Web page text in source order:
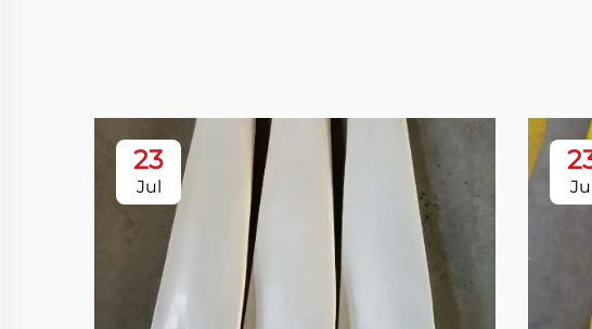
23
Jul